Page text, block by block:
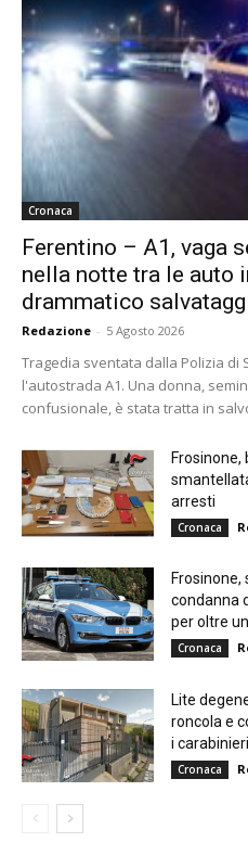
Cronaca
Ferentino – A1, vaga
nella notte tra le auto
drammatico
Redazione - 5 Agosto 2026
Tragedia sventata dalla Polizia di
l'autostrada A1. Una donna,
confusionale, è stata tratta in
arresti
Cronaca
Frosinone,
condanna
per oltre
Cronaca
Lite
roncola e
i
Cronaca